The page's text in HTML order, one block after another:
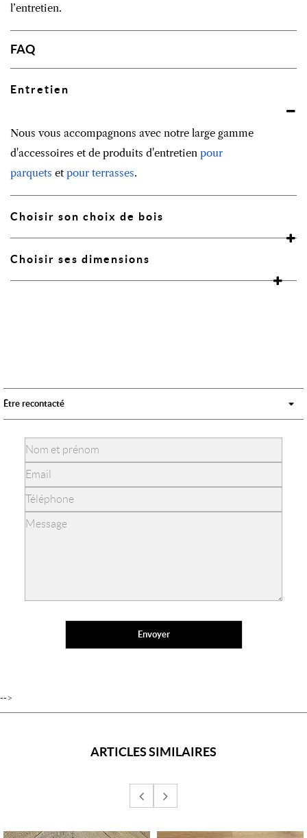
l’entretien.
FAQ
Entretien
Nous vous accompagnons avec notre large gamme
d'accessoires et de produits d'entretien pour
parquets et pour terrasses.
Choisir son choix de bois
Choisir ses dimensions
-->
ARTICLES SIMILAIRES